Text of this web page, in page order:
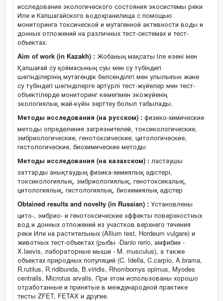
исследование экологического состояния экосистемы реки
Иле и Капшагайского водохранилища с помощью
мониторинга токсической и мутагенной активности воды и
донных отложений на различных тест-системах и тест-
объектах.
Aim of work (in Kazakh) : Жобаның мақсаты Іле өзені мен
Қапшағай су қоймасының суы мен су түбіндегі
шөгінділерінің мутагендік белсенділігі мен улылығын және
су түбіндегі шөгінділерге әртүрлі тест-жүйелер мен тест-
объектілерде мониторинг көмегімен экожүйенің
экологиялық жай-күйін зерттеу болып табылады.
Методы исследования (на русском) : физико-химические
методы определения загрязнителей, токсикологические,
эмбриологические, генотоксические, цитологические,
гистологические, биохимические методы
Методы исследования (на казахском) : ластаушы
заттарды анықтаудың физика-химиялық әдістері,
токсикологиялық, эмбриологиялық, генотоксикалық,
цитологиялық, гистологиялық, биохимиялық әдістер
Obtained results and novelty (in Russian) : Установлены
цито-, эмбрио- и генотоксические эффекты поверхностных
вод и донных отложений из участков верхнего течения
реки Иле на растительных (Allium test, Hordeum vulgare) и
животных тест-объектах (рыбы -Danio rerio, амфибии -
X.laevis, лабораторные мыши - M. musculus), а также
объектах природных популяций (C. Idella, C.carрio, A.brama,
R.rutilus, R.ridibunda, B.viridis, Rhombomys opimus, Myodes
centralis, Microtus arvalis. При этом использованы хорошо
отработанные и принятые в международной практике
тесты ZFET, FETAX и другие.